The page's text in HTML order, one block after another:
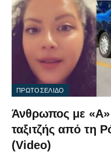
ΠΡΩΤΟΣΕΛΙΔΟ
Άνθρωπος με
ταξιτζής από τη
(Video)